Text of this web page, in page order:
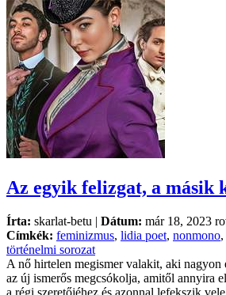
Az egyik felizgat, a másik
Írta: skarlat-betu | Dátum: már 18, 2023
Címkék: feminizmus, lidia poet, nonmono,
történelmi sorozat
A nő hirtelen megismer valakit, aki nagyon
az új ismerős megcsókolja, amitől annyira
a régi szeretőjéhez és azonnal lefekszik